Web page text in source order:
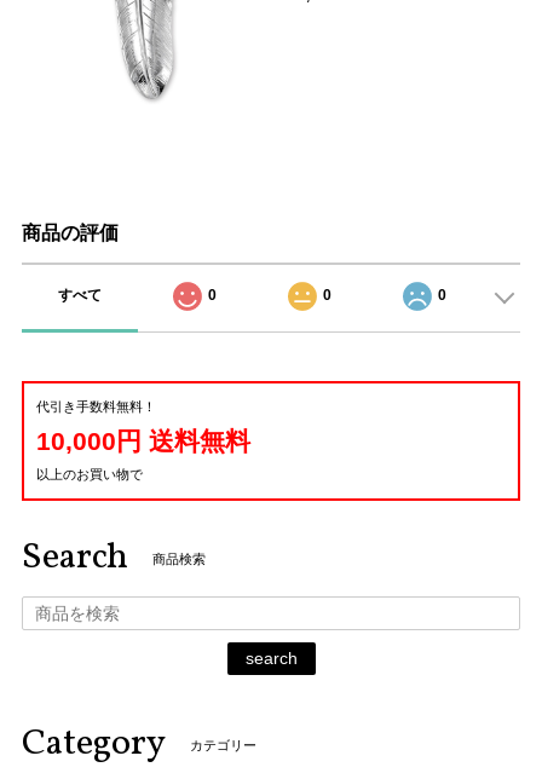
商品の評価
すべて 0 0 0
代引き手数料無料！
10,000円 送料無料
以上のお買い物で
Search 商品検索
search
Category カテゴリー